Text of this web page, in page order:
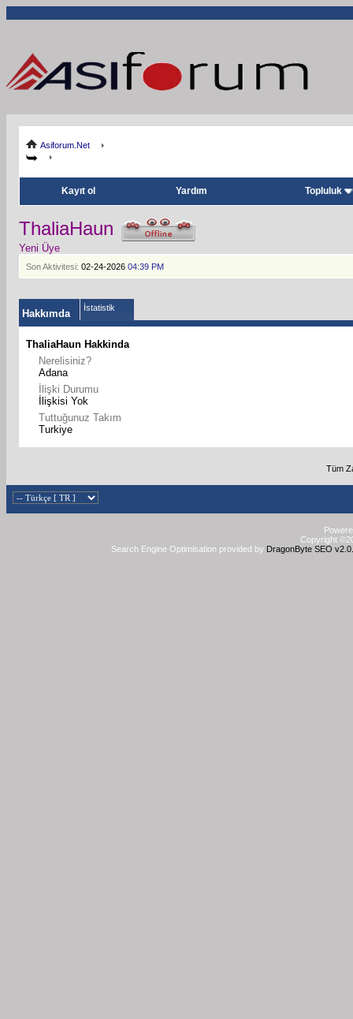
Asiforum.Net
Kayıt ol Yardım Topluluk
ThaliaHaun
Yeni Üye
Son Aktivitesi: 02-24-2026 04:39 PM
Hakkımda İstatistik
ThaliaHaun Hakkinda
Nerelisiniz?
Adana
İlişki Durumu
İlişkisi Yok
Tuttuğunuz Takım
Turkiye
Tüm
Copyright
Search Engine Optimisation provided by DragonByte SEO